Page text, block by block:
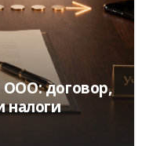
договор,
налоги